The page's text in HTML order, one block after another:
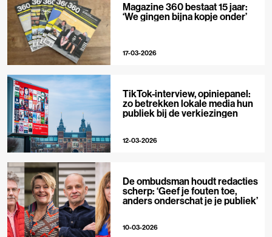
Magazine 360 bestaat 15 jaar:
‘We gingen bijna kopje onder’
17-03-2026
TikTok-interview, opiniepanel:
zo betrekken lokale media hun
publiek bij de verkiezingen
12-03-2026
De ombudsman houdt redacties
scherp: ‘Geef je fouten toe,
anders onderschat je je publiek’
10-03-2026